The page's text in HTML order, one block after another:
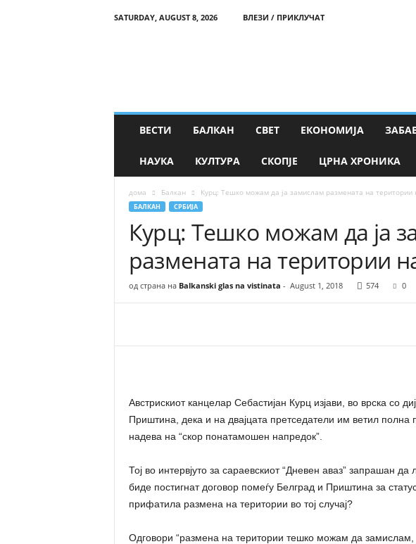
SATURDAY, AUGUST 8, 2026
ВЛЕЗИ / ПРИКЛУЧАТ
a
ВЕСТИ БАЛКАН СВЕТ ЕКОНОМИЈА
НАУКА КУЛТУРА СКОПЈЕ ЦРНА ХРОНИКА
дома Балкан Курц: Тешко можам да ја замислам размената на територии
БАЛКАН СРБИЈА
Курц: Тешко можам да ја
размената на територии
од страна на Balkanski glas na vistinata - August 1, 2018 574 0
Австрискиот канцелар Себастијан Курц изјави, во врска со
Приштина, дека и на двајцата претседатели им ветил полна
надева на “скор понатамошен напредок”.
Тој во интервјуто за сараевскиот “Дневен аваз” запрашан
биде постигнат договор помеѓу Белград и Приштина за
прифатила размена на територии во тој случај?
Одговори “размена на територии тешко можам да замислам,